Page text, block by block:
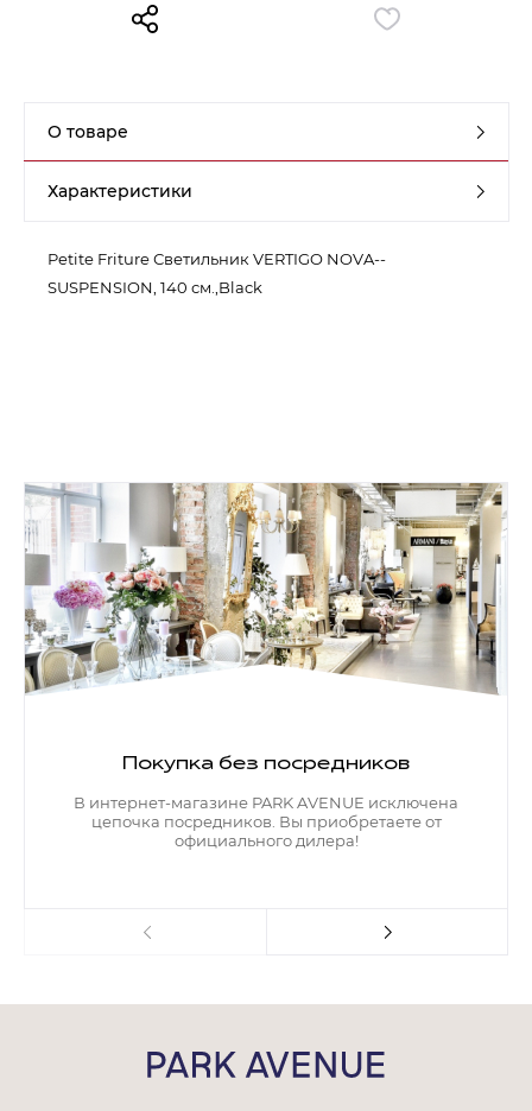
О товаре
Характеристики
Petite Friture Светильник VERTIGO NOVA--
SUSPENSION, 140 см.,Black
Покупка без посредников
В интернет-магазине PARK AVENUE исключена
цепочка посредников. Вы приобретаете от
официального дилера!